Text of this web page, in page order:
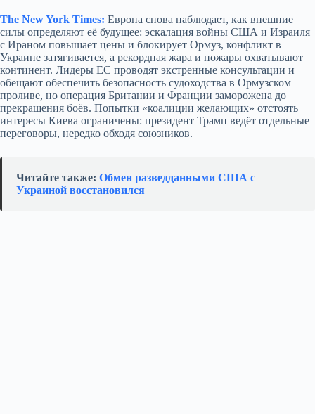
The New York Times: Европа снова наблюдает, как внешние
силы определяют её будущее: эскалация войны США и Израиля
с Ираном повышает цены и блокирует Ормуз, конфликт в
Украине затягивается, а рекордная жара и пожары охватывают
континент. Лидеры ЕС проводят экстренные консультации и
обещают обеспечить безопасность судоходства в Ормузском
проливе, но операция Британии и Франции заморожена до
прекращения боёв. Попытки «коалиции желающих» отстоять
интересы Киева ограничены: президент Трамп ведёт отдельные
переговоры, нередко обходя союзников.
Читайте также: Обмен разведданными США с
Украиной восстановился